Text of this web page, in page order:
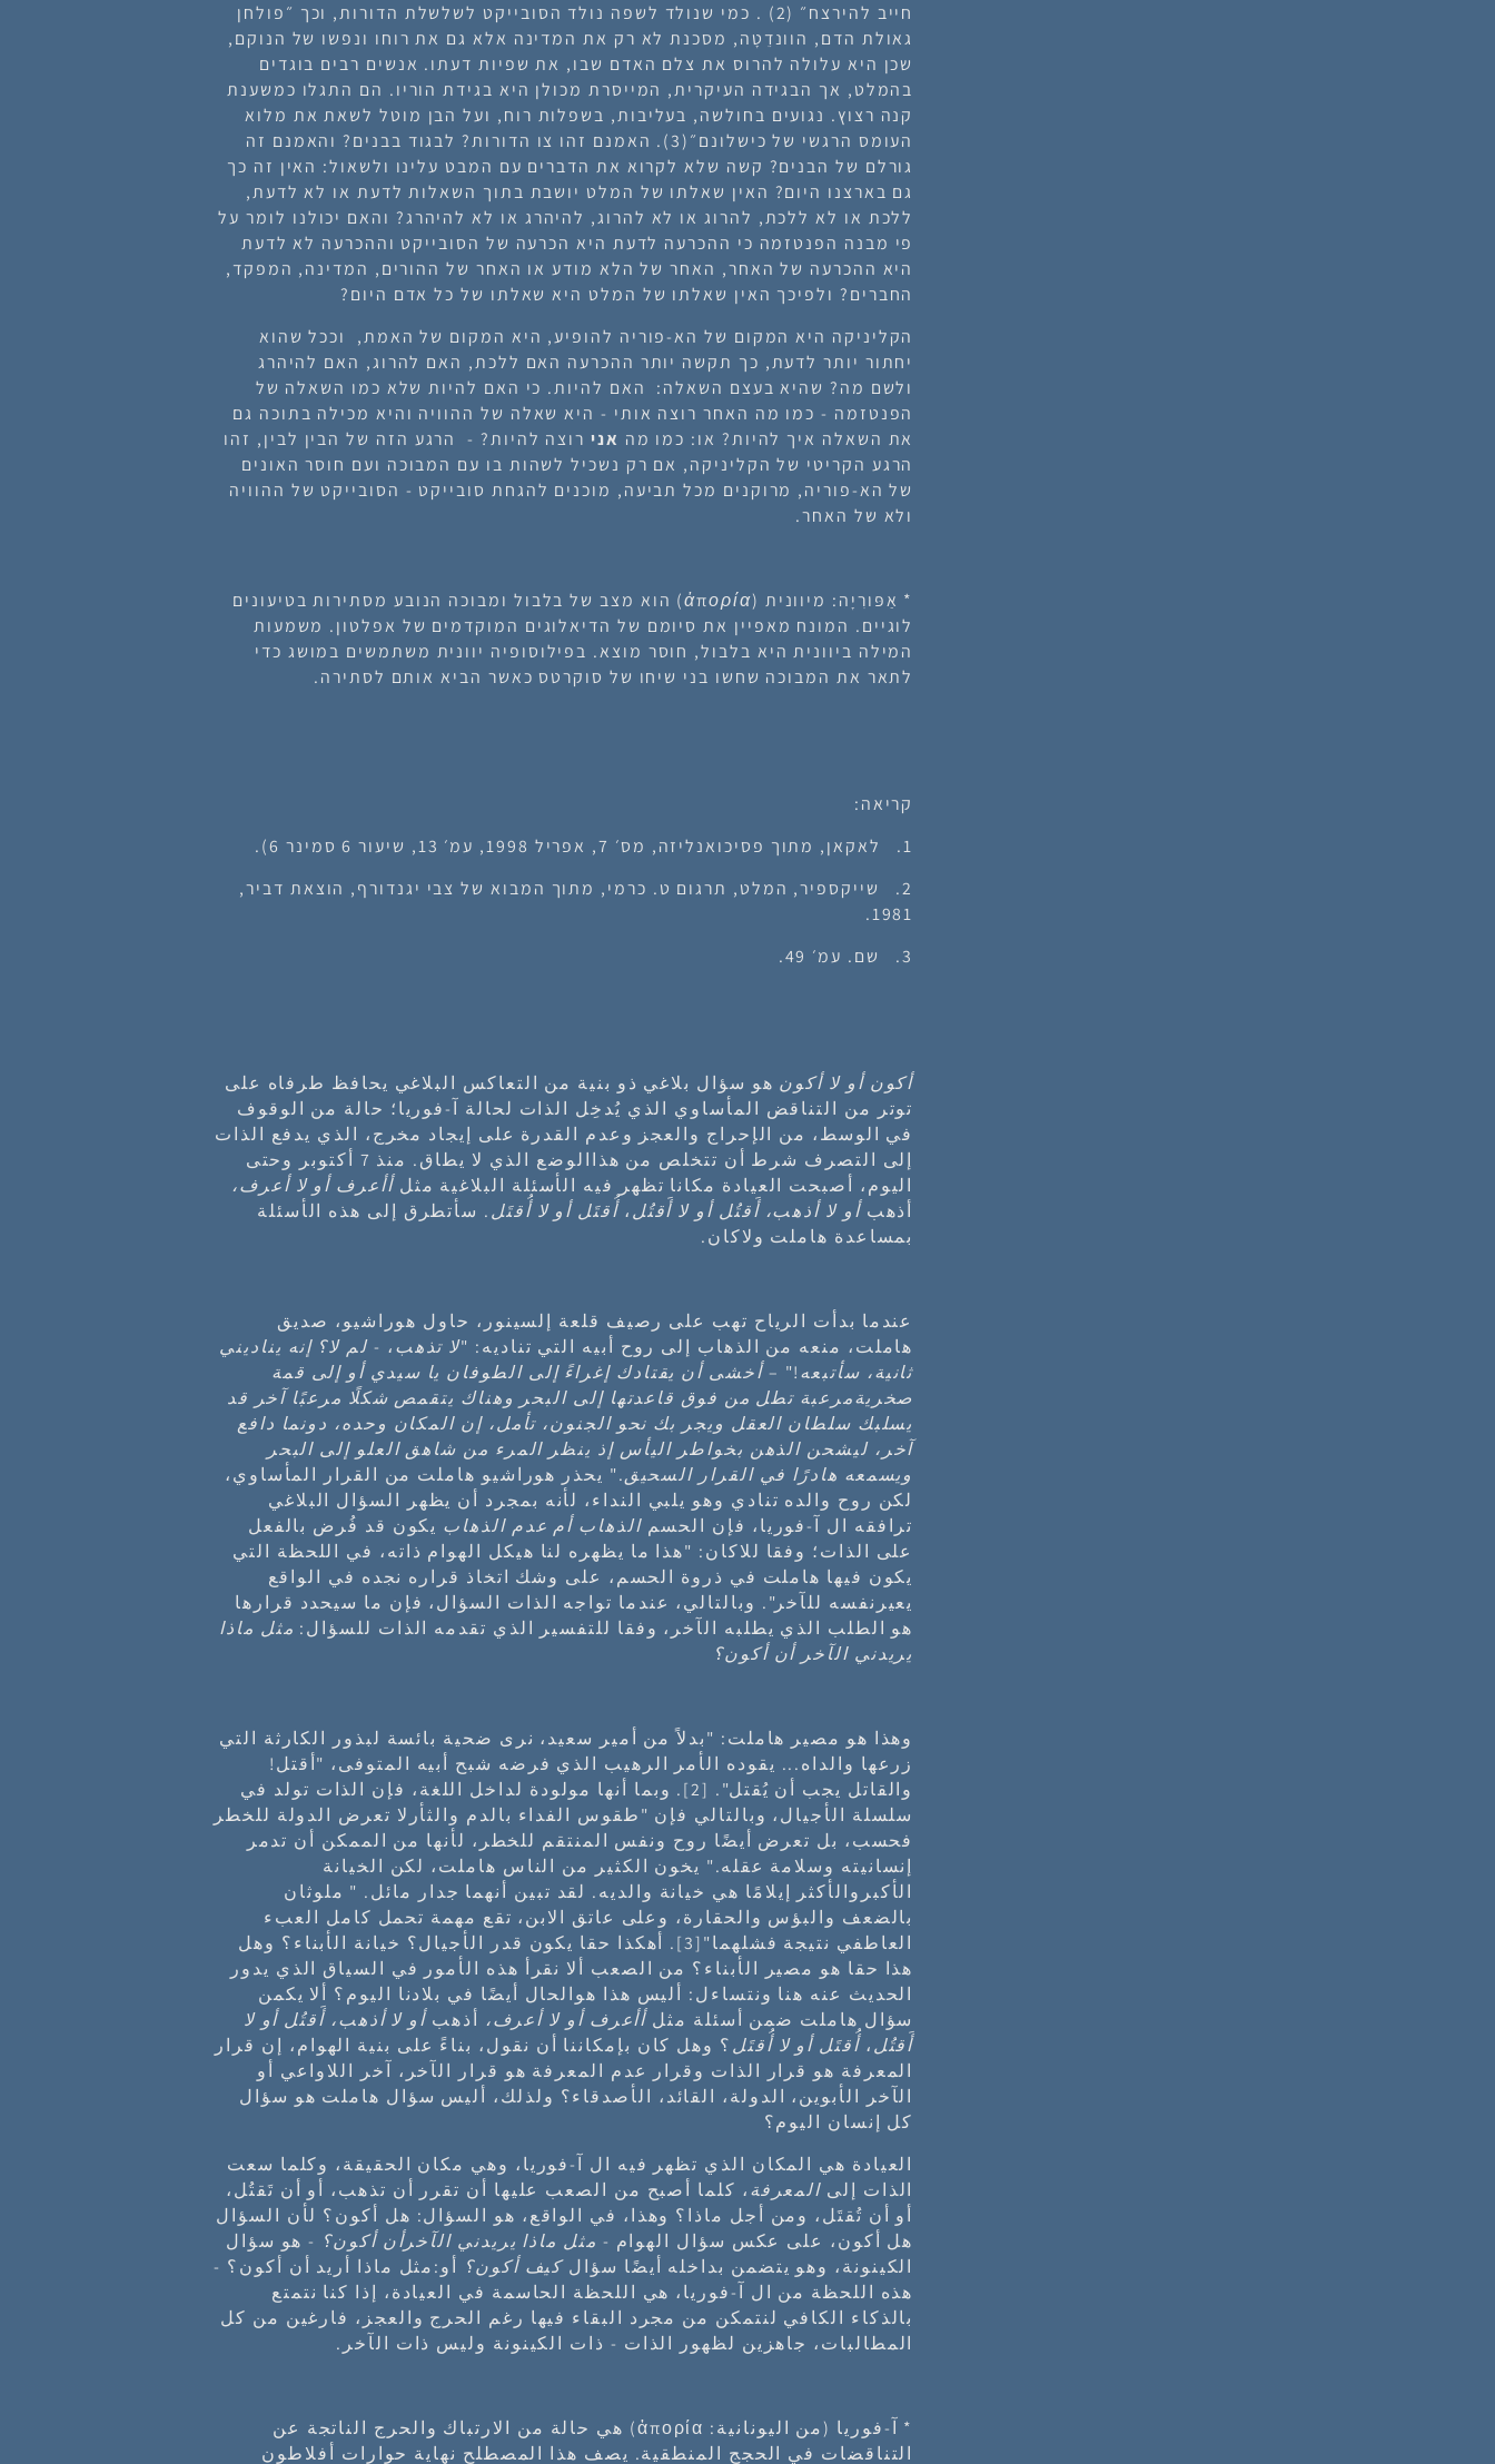
חייב להירצח״ (2) . כמי שנולד לשפה נולד הסובייקט לשלשלת הדורות, וכך ״פולחן
גאולת הדם, הוונדֵטָה, מסכנת לא רק את המדינה אלא גם את רוחו ונפשו של הנוקם,
שכן היא עלולה להרוס את צלם האדם שבו, את שפיות דעתו. אנשים רבים בוגדים
בהמלט, אך הבגידה העיקרית, המייסרת מכולן היא בגידת הוריו. הם התגלו כמשענת
קנה רצוץ. נגועים בחולשה, בעליבות, בשפלות רוח, ועל הבן מוטל לשאת את מלוא
העומס הרגשי של כישלונם״(3). האמנם זהו צו הדורות? לבגוד בבנים? והאמנם זה
גורלם של הבנים? קשה שלא לקרוא את הדברים עם המבט עלינו ולשאול: האין זה כך
גם בארצנו היום? האין שאלתו של המלט יושבת בתוך השאלות לדעת או לא לדעת,
ללכת או לא ללכת, להרוג או לא להרוג, להיהרג או לא להיהרג? והאם יכולנו לומר על
פי מבנה הפנטזמה כי ההכרעה לדעת היא הכרעה של הסובייקט וההכרעה לא לדעת
היא ההכרעה של האחר, האחר של הלא מודע או האחר של ההורים, המדינה, המפקד,
החברים? ולפיכך האין שאלתו של המלט היא שאלתו של כל אדם היום?
הקליניקה היא המקום של הא-פוריה להופיע, היא המקום של האמת, וככל שהוא
יחתור יותר לדעת, כך תקשה יותר ההכרעה האם ללכת, האם להרוג, האם להיהרג
ולשם מה? שהיא בעצם השאלה: האם להיות. כי האם להיות שלא כמו השאלה של
הפנטזמה - כמו מה האחר רוצה אותי - היא שאלה של ההוויה והיא מכילה בתוכה גם
את השאלה איך להיות? או: כמו מה אני רוצה להיות? - הרגע הזה שלהבין לבין, זהו
הרגע הקריטי של הקליניקה, אם רק נשכיל לשהות בו עם המבוכה ועם חוסר האונים
של הא-פוריה, מרוקנים מכל תביעה, מוכנים להגחת סובייקט - הסובייקט של ההוויה
ולא של האחר.
* אַפּורִיָה: מיוונית (ἀπορία) הוא מצב של בלבול ומבוכה הנובע מסתירות בטיעונים
לוגיים. המונח מאפיין את סיומם של הדיאלוגים המוקדמים של אפלטון. משמעות
המילה ביוונית היא בלבול, חוסר מוצא. בפילוסופיה יוונית משתמשים במושג כדי
לתאר את המבוכה שחשו בני שיחו של סוקרטס כאשר הביא אותם לסתירה.
קריאה:
1. לאקאן, מתוך
פסיכואנליזה, מס׳ 7, אפריל 1998, עמ׳ 13, שיעור 6 סמינר 6).
2. שייקספיר,
המלט, תרגום ט. כרמי, מתוך המבוא של צבי יגנדורף, הוצאת דביר,
1981.
3. שם. עמ׳ 49.
أكون أو لا أكون هو سؤال بلاغي ذو بنية من التعاكس البلاغي يحافظ طرفاه على
توتر من التناقض المأساوي الذي يُدخِل الذات لحالة آ-فوريا؛ حالة من الوقوف
في الوسط، من الإحراج والعجز وعدم القدرة على إيجاد مخرج، الذي يدفع الذات
إلى التصرف شرط أن تتخلص من هذاالوضع الذي لا يطاق. منذ 7 أكتوبر وحتى
اليوم، أصبحت العيادة مكانا تظهر فيه الأسئلة البلاغية مثلأأعرف أو لا أعرف،
أذهب أو لا أذهب، أَقتُل أو لا أَقتُل، أُقتَل أو لا أُقتَل. سأتطرق إلى هذه الأسئلة
بمساعدة هاملت ولاكان.
عندما بدأت الرياح تهب على رصيف قلعة إلسينور، حاول هوراشيو، صديق
هاملت، منعه من الذهاب إلى روح أبيه التي تناديه: "لا تذهب، - لم لا؟ إنه يناديني
ثانية، سأتبعه!" – أخشى أن يقتادك إغراءً إلى الطوفان يا سيدي أو إلى قمة
صخريةمرعبة تطل من فوق قاعدتها إلى البحر وهناك يتقمص شكلًا مرعبًا آخر قد
يسلبك سلطان العقل ويجر بك نحو الجنون، تأمل، إن المكان وحده، دونما دافع
آخر، ليشحن الذهن بخواطر اليأس إذ ينظر المرء من شاهق العلو إلى البحر
ويسمعه هادرًا في القرار السحيق." يحذر هوراشيو هاملت من القرار المأساوي،
لكن روح والده تنادي وهو يلبي النداء، لأنه بمجرد أن يظهر السؤال البلاغي
ترافقه ال آ-فوريا، فإن الحسمالذهاب أم عدم الذهاب يكون قد فُرض بالفعل
على الذات؛ وفقا للاكان: "هذا ما يظهره لنا هيكل الهوام ذاته، في اللحظة التي
يكون فيها هاملت في ذروة الحسم، على وشك اتخاذ قراره نجده في الواقع
يعيرنفسه للآخر". وبالتالي، عندما تواجه الذات السؤال، فإن ما سيحدد قرارها
هو الطلب الذي يطلبه الآخر، وفقا للتفسير الذي تقدمه الذات للسؤال: مثل ماذا
يريدني الآخر أن أكون؟
وهذا هو مصير هاملت: "بدلاً من أمير سعيد، نرى ضحية بائسة لبذور الكارثة التي
زرعها والداه... يقوده الأمر الرهيب الذي فرضه شبح أبيه المتوفى، "أقتل!
والقاتل يجب أن يُقتل". [2]. وبما أنها مولودة لداخل اللغة، فإن الذات تولد في
سلسلة الأجيال، وبالتالي فإن "طقوس الفداء بالدم والثأرلا تعرض الدولة للخطر
فحسب، بل تعرض أيضًا روح ونفس المنتقم للخطر، لأنها من الممكن أن تدمر
إنسانيته وسلامة عقله." يخون الكثير من الناس هاملت، لكن الخيانة
الأكبروالأكثر إيلامًا هي خيانة والديه. لقد تبين أنهما جدار مائل. " ملوثان
بالضعف والبؤس والحقارة، وعلى عاتق الابن، تقع مهمة تحمل كامل العبء
العاطفي نتيجة فشلهما"[3]. أهكذا حقا يكون قدر الأجيال؟ خيانة الأبناء؟ وهل
هذا حقا هو مصير الأبناء؟ من الصعب ألا نقرأ هذه الأمور في السياق الذي يدور
الحديث عنه هنا ونتساءل: أليس هذا هوالحال أيضًا في بلادنا اليوم؟ ألا يكمن
سؤال هاملت ضمن أسئلة مثل أأعرف أو لا أعرف، أذهب أو لا أذهب، أَقتُل أو لا
أَقتُل، أُقتَل أو لا أُقتَل؟ وهل كان بإمكاننا أن نقول، بناءً على بنية الهوام، إن قرار
المعرفة هو قرار الذات وقرار عدم المعرفة هو قرار الآخر، آخر اللاواعي أو
الآخر الأبوين، الدولة، القائد، الأصدقاء؟ ولذلك، أليس سؤال هاملت هو سؤال
كل إنسان اليوم؟
العيادة هي المكان الذي تظهر فيه ال آ-فوريا، وهي مكان الحقيقة، وكلما سعت
الذات إلى المعرفة، كلما أصبح من الصعب عليها أن تقرر أن تذهب، أو أن تَقتُل،
أو أن تُقتَل، ومن أجل ماذا؟ وهذا، في الواقع، هو السؤال: هل أكون؟ لأن السؤال
هل أكون، على عكس سؤال الهوام - مثل ماذا يريدني الآخرأن أكون؟ - هو سؤال
الكينونة، وهو يتضمن بداخله أيضًا سؤالكيف أكون؟ أو:مثل ماذا أريد أن أكون؟ -
هذه اللحظة من ال آ-فوريا، هي اللحظة الحاسمة في العيادة، إذا كنا نتمتع
بالذكاء الكافي لنتمكن من مجرد البقاء فيها رغم الحرج والعجز، فارغين من كل
المطالبات، جاهزين لظهور الذات - ذات الكينونة وليس ذات الآخر.
*
آ-فوريا (من اليونانية: ἀπορία) هي حالة من الارتباك والحرج الناتجة عن
التناقضات في الحجج المنطقية. يصف هذا المصطلح نهاية حوارات أفلاطون